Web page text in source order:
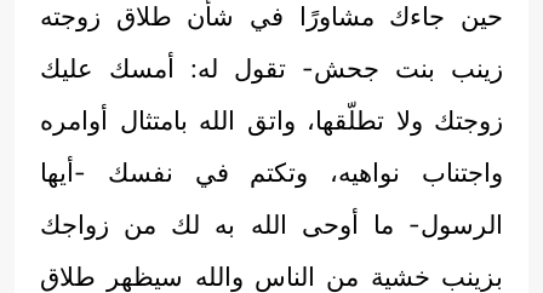
حين جاءك مشاورًا في شأن طلاق زوجته
زينب بنت جحش- تقول له: أمسك عليك
زوجتك ولا تطلّقها، واتق الله بامتثال أوامره
واجتناب نواهيه، وتكتم في نفسك -أيها
الرسول- ما أوحى الله به لك من زواجك
بزينب خشية من الناس والله سيظهر طلاق